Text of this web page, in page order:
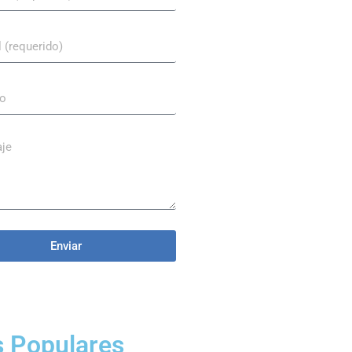
Enviar
Populares